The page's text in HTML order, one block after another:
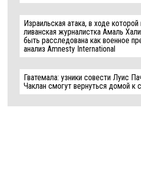
Израильская атака, в ходе которой
ливанская журналистка Амаль
быть расследована как военное
анализ Amnesty International
Гватемала: узники совести Луис
Чаклан смогут вернуться домой к